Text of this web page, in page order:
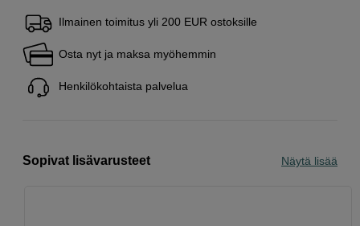
Ilmainen toimitus yli 200 EUR ostoksille
Osta nyt ja maksa myöhemmin
Henkilökohtaista palvelua
Sopivat lisävarusteet Näytä lisää